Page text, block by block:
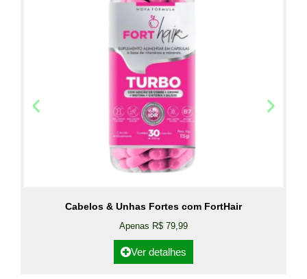
Cabelos & Unhas Fortes com FortHair
Apenas R$ 79,99
Ver detalhes